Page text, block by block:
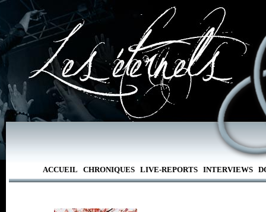
ACCUEIL CHRONIQUES LIVE-REPORTS INTERVIEWS